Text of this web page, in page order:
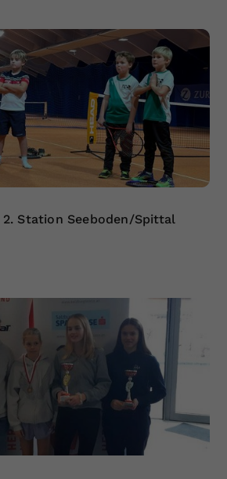
Station Seeboden/Spittal